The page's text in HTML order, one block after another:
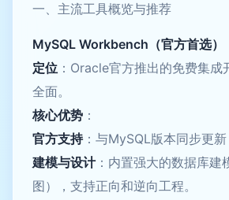
一、主流工具概览与推荐
MySQL Workbench（官方首选）
定位 ：Oracle官方推出的免费集成
全面。
核心优势 ：
官方支持：与MySQL版本同步更新
建模与设计：内置强大的数据库建
图），支持正向和逆向工程。